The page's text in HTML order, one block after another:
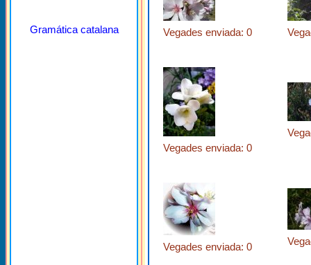
Gramática catalana Vegades enviada: 0
Vegades enviada: 0
Vegades enviada: 0